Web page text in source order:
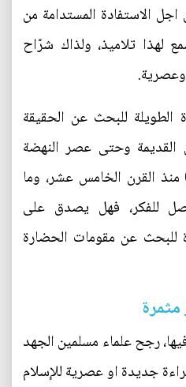
اجل الاستفادة المستدامة من
لهذا تلاميذ، ولذاك شرّاح
وعصرية.
للبحث عن الحقيقة
القديمة وحتى عصر النهضة
منذ القرن الخامس عشر، وما
للفكر، فهل يصدق على
للبحث عن مقومات الحضارة
رجح علماء مسلمين الجهد
جديدة او عصرية للإسلام